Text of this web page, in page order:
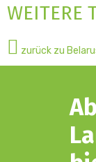
WEITERE
mehr
Details
zurück zu